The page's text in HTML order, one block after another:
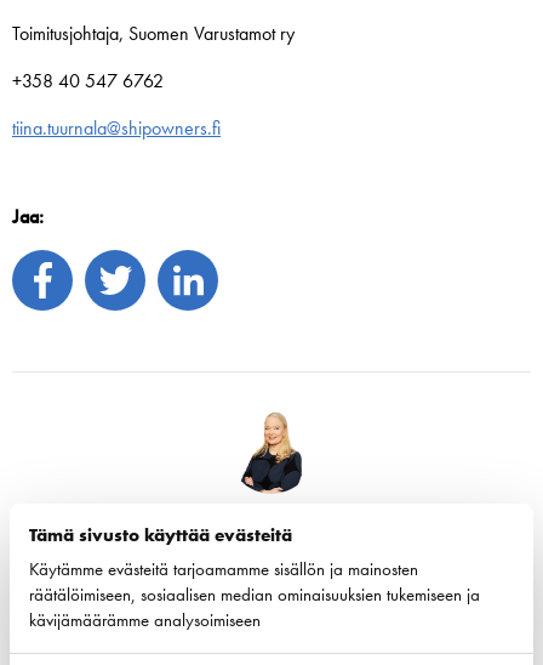
Tämä sivusto käyttää evästeitä
Käytämme evästeitä tarjoamamme sisällön ja mainosten
räätälöimiseen, sosiaalisen median ominaisuuksien tukemiseen ja
kävijämäärämme analysoimiseen
Toimitusjohtaja, Suomen Varustamot ry
+358 40 547 6762
tiina.tuurnala@shipowners.fi
Jaa:
Tiina Tuurnala
Toimitusjohtaja
Tiina Tuurnala on Suomen Varustamot Ry:n toimitusjohtaja.
+358 40 5476762